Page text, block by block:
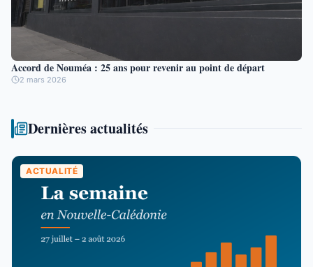
Accord de Nouméa : 25 ans pour revenir au point de départ
2 mars 2026
Dernières actualités
ACTUALITÉ